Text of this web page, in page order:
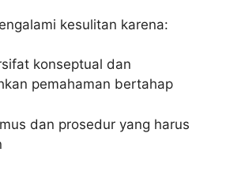
kesulitan karena:
konseptual dan
pemahaman bertahap
dan prosedur yang harus